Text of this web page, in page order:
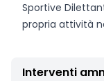
Sportive
propria attività
Interventi